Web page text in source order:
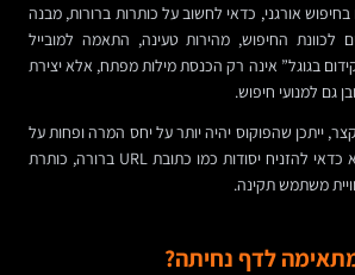
אורגני, כדאי לחשוב על כותרות ברורות, מבנה
לכוונת החיפוש, מהירות טעינה, התאמה למובייל
בגוגל” אינה רק הכנסת מילות מפתח, אלא יצירת
גם למנועי חיפוש.
ייתכן שהפוקוס יהיה יותר על יחס המרה ופחות על
תוכן ארוך. אבל גם אז לא כדאי להזניח יסודות כמו כתובת URL ברורה, כותרת
משתמש תקינה.
לדף נחיתה?